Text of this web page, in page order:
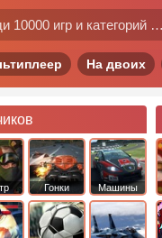
На двоих
Гонки Машины